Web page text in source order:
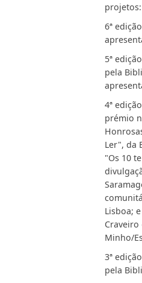
projetos:
6ª
5ª
pela
4ª
prémio
Ler", da
"Os 10
Lisboa;
Minho/
3ª
pela